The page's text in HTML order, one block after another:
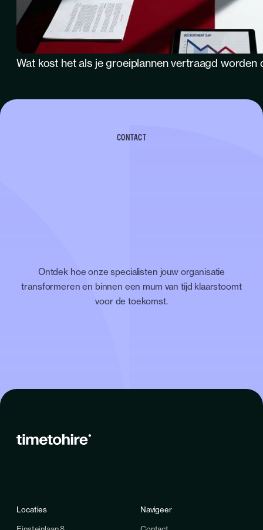
Wat kost het als je groeiplannen vertraagd worden
CONTACT
Ontdek hoe onze specialisten jouw organisatie
transformeren en binnen een mum van tijd klaarstoomt
voor de toekomst.
Locaties Navigeer